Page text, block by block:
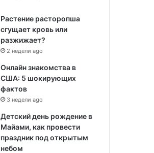
Растение расторопша
сгущает кровь или
разжижает?
2 недели ago
Онлайн знакомства в
США: 5 шокирующих
фактов
3 недели ago
Детский день рождение в
Майами, как провести
праздник под открытым
небом